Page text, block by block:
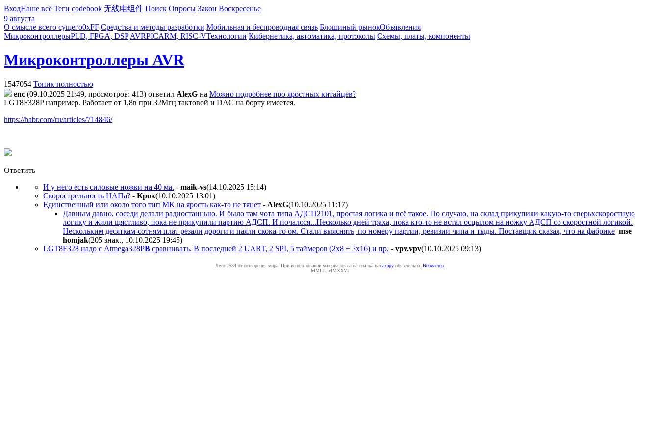
ВходНаше всё Теги codebook 无线电组件 Поиск Опросы Закон Воскресенье
9 августа
О смысле всего сущего0xFF Средства и методы разработки Мобильная и беспроводная связь Блошиный рынокОбъявления
МикроконтроллерыPLD, FPGA, DSP AVRPICARM, RISC-VТехнологии Кибернетика, автоматика, протоколы Схемы, платы, компоненты
Микроконтроллеры AVR
1547054 Топик полностью
enc (09.10.2025 21:49, просмотров: 413) ответил AlexG на Можно подробнее про яростных китайцев?
LGT8F328P например. Работает от 1,8в при 32Мгц тактовой и DAC на борту имеется.
https://habr.com/ru/articles/714846/
Ответить
И у него есть силовые ножки на 40 ма. - maik-vs(14.10.2025 15:14)
Скорострельность ЦАПа? - Kpoк(10.10.2025 13:01)
Единственный или около того тип МК на ярость как-то не тянет - AlexG(10.10.2025 11:17)
Давным давно, соседи делали радиостанцыю. И было там чота типа АДСП2101, простая логика и всё такое. По случаю, на склад прикупили какую-то сверьхскоростную
логику и жили щястливо, пока не прикупили партию АДСП. И почалося...Несколько дней траха, пока кто-то не встал осцылом на ножку АДСП со скоростной логикой.
Нескольким десяткам-сотням плат резали дороги и паяли скока-то ом. Стали выяснять, по номеру партии, ревизии чипа и тыды. Поставщик сказал, что на фабрике mse
homjak(205 знак., 10.10.2025 19:45)
LGT8F328 надо с Atmega328PB сравнивать. В последней 2 UART, 2 SPI, 5 таймеров (2х8 + 3х16) и пр. - vpv.vpv(10.10.2025 09:13)
Лето 7534 от сотворения мира. При использовании материалов сайта ссылка на caxapу обязательна. Вебмастер
MMI © MMXXVI